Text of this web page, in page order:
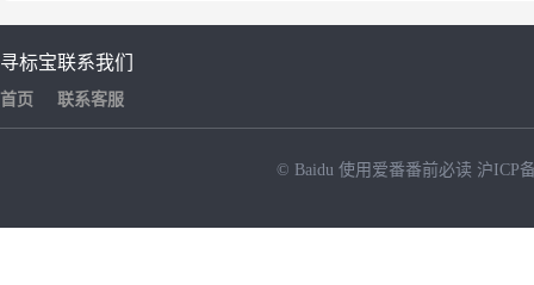
寻标宝
首页
联系我们
联系客服
© Baidu 使用爱番番前必读 沪ICP